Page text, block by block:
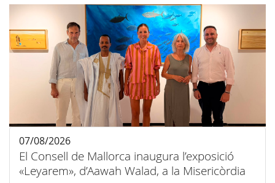
El Consell de Mallorca inaugura l’exposició
«Leyarem», d’Aawah Walad, a la Misericòrdia
07/08/2026